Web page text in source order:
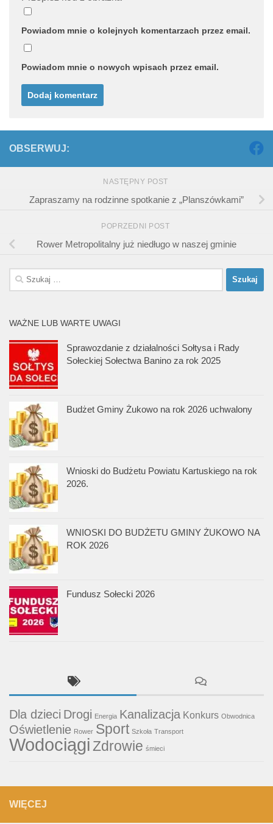
Powiadom mnie o kolejnych komentarzach przez email.
Powiadom mnie o nowych wpisach przez email.
OBSERWUJ:
NASTĘPNY POST
Zapraszamy na rodzinne spotkanie z „Planszówkami”
POPRZEDNI POST
Rower Metropolitalny już niedługo w naszej gminie
Szukaj:
WAŻNE LUB WARTE UWAGI
Sprawozdanie z działalności Sołtysa i Rady
Sołeckiej Sołectwa Banino za rok 2025
Budżet Gminy Żukowo na rok 2026 uchwalony
Wnioski do Budżetu Powiatu Kartuskiego na rok
2026.
WNIOSKI DO BUDŻETU GMINY ŻUKOWO NA
ROK 2026
Fundusz Sołecki 2026
Dla dzieci Drogi Energia Kanalizacja Konkurs Obwodnica
Oświetlenie Rower Sport Szkoła Transport
WodociągiZdrowie śmieci
WIĘCEJ